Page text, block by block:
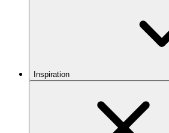
Inspiration